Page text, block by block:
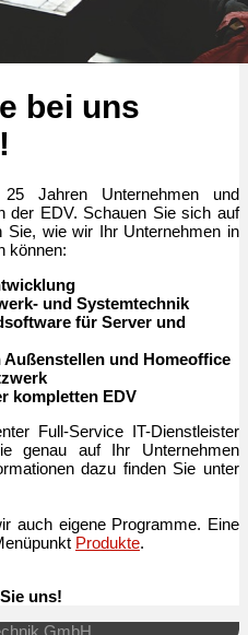
bei uns
Jahren Unternehmen und
der EDV. Schauen Sie sich auf
Sie, wie wir Ihr Unternehmen in
können:
und Systemtechnik
für Server und
und Homeoffice
kompletten EDV
Full-Service IT-Dienstleister
genau auf Ihr Unternehmen
dazu finden Sie unter
auch eigene Programme. Eine
Produkte.
uns!